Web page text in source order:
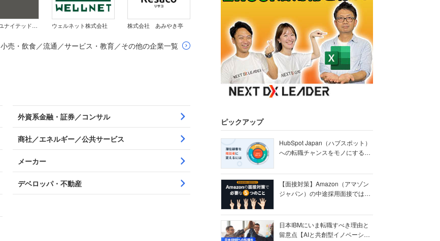
株式会社ユナイテッドアローズ ウェルネット株式会社 株式会社 あみやき亭
小売・飲食／流通／サービス・教育／その他の企業一覧
外資系金融・証券／コンサル
商社／エネルギー／公共サービス
メーカー
デベロッパ・不動産
ピックアップ
HubSpot Japan（ハブスポット）
への転職チャンスをモノにする
【面接対策】Amazon（アマゾン
ジャパン）の中途採用面接では何
日本IBMにいま転職すべき理由と
留意点【AIと共創型イノベーショ